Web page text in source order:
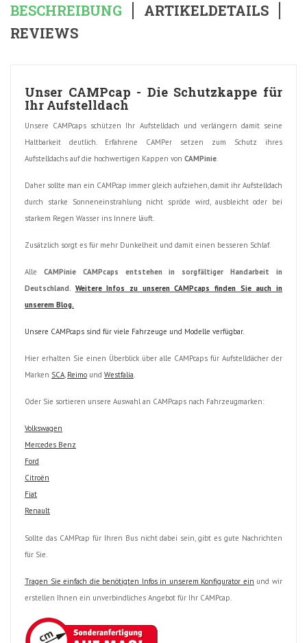
BESCHREIBUNG
ARTIKELDETAILS
REVIEWS
Unser CAMPcap - Die Schutzkappe für
Ihr Aufstelldach
Unsere CAMPcaps schützen Ihr Aufstelldach und verlängern damit seine
Haltbarkeit deutlich. Erfahrene CAMPer setzen zum Schutz ihres
Aufstelldachs auf die hochwertigen Kappen von CAMPinie.
Daher sollte man ein CAMPcap immer gleich aufziehen, damit ihr Aufstelldach
durch starke Sonneneinstrahlung nicht spröde wird, ausbleicht oder bei
starkem Regen Wasser ins Innere läuft.
Zusätzlich sorgt es für mehr Dunkelheit und damit einen besseren Schlaf.
Alle CAMPinie CAMPcaps entstehen in sorgfältiger Handarbeit in
Deutschland. Weitere Infos zu unseren CAMPcaps finden Sie auch in
unserem Blog.
Unsere CAMPcaps sind für viele Fahrzeuge und Modelle verfügbar.
Hier erhalten Sie einen Überblick über alle CAMPcaps für Aufstelldächer der
Marken SCA, Reimo und Westfalia.
Oder Sie sortieren unsere Auswahl an CAMPcaps nach Fahrzeugmarken:
Volkswagen
Mercedes Benz
Ford
Citroën
Fiat
Renault
Sollte das CAMPcap für Ihren Bus nicht dabei sein, gibt es gute Nachrichten
für Sie.
Tragen Sie einfach die benötigten Infos in unserem Konfigurator ein und wir
erstellen Ihnen ein unverbindliches Angebot für Ihr CAMPcap.